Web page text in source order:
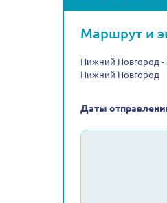
Маршрут и
Нижний Новгород -
Нижний Новгород
Даты